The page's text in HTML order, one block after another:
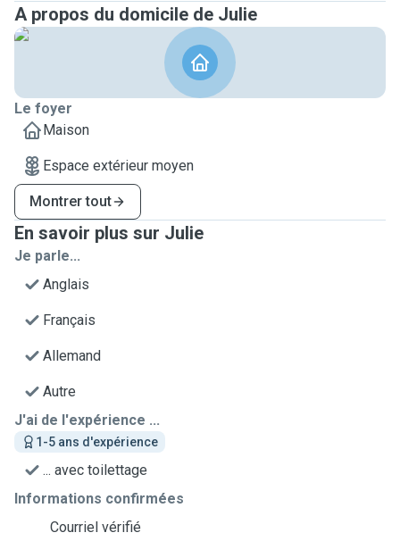
A propos du domicile de Julie
Le foyer
Maison
Espace extérieur moyen
Montrer tout
En savoir plus sur Julie
Je parle...
Anglais
Français
Allemand
Autre
J'ai de l'expérience ...
1-5 ans d'expérience
... avec toilettage
Informations confirmées
Courriel vérifié